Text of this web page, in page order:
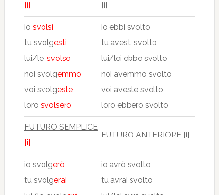
[i]
[i]
io svolsi
tu svolgesti
lui/lei svolse
noi svolgemmo
voi svolgeste
loro svolsero
io ebbi svolto
tu avesti svolto
lui/lei ebbe svolto
noi avemmo svolto
voi aveste svolto
loro ebbero svolto
FUTURO SEMPLICE
[i]
FUTURO ANTERIORE[i]
io svolgerò
tu svolgerai
io avrò svolto
tu avrai svolto